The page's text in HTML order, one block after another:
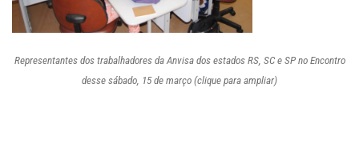
Representantes dos trabalhadores da Anvisa dos estados RS, SC e SP no Encontro
desse sábado, 15 de março (clique para ampliar)